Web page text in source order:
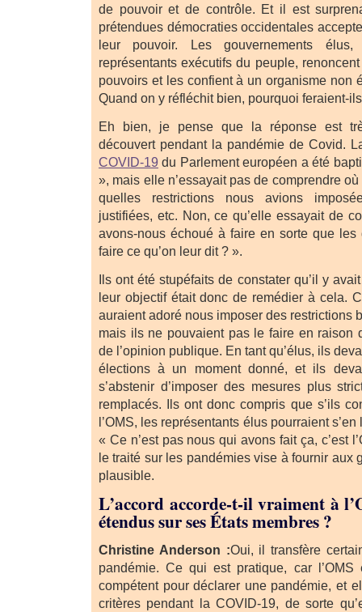
de pouvoir et de contrôle. Et il est
prétendues démocraties occidentales
leur pouvoir. Les gouvernements
représentants exécutifs du peuple,
pouvoirs et les confient à un organisme non
Quand on y réfléchit bien, pourquoi feraient-
Eh bien, je pense que la réponse est
découvert pendant la pandémie de Covid.
COVID-19 du Parlement européen a été
», mais elle n’essayait pas de comprendre
quelles restrictions nous avions
justifiées, etc. Non, ce qu’elle essayait de
avons-nous échoué à faire en sorte que les
faire ce qu’on leur dit ? ».
Ils ont été stupéfaits de constater qu’il y
leur objectif était donc de remédier à cela.
auraient adoré nous imposer des restrictions
mais ils ne pouvaient pas le faire en raison
de l’opinion publique. En tant qu’élus, ils
élections à un moment donné, et ils
s’abstenir d’imposer des mesures plus
remplacés. Ils ont donc compris que s’ils
l’OMS, les représentants élus pourraient
« Ce n’est pas nous qui avons fait ça, c’est
le traité sur les pandémies vise à fournir aux
plausible.
L’accord accorde-t-il vraiment à
étendus sur ses États membres ?
Christine Anderson :Oui, il transfère
pandémie. Ce qui est pratique, car
compétent pour déclarer une pandémie, et
critères pendant la COVID-19, de sorte